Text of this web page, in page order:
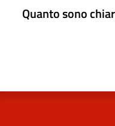
Quanto sono